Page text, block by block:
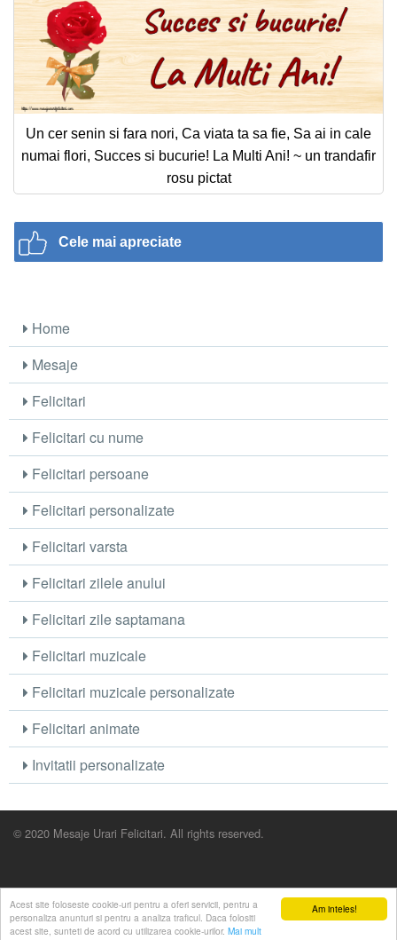
Am inteles!
Acest site foloseste cookie-uri pentru a oferi servicii, pentru a
personaliza anunturi si pentru a analiza traficul. Daca folositi
acest site, sunteti de acord cu utilizarea cookie-urilor. Mai mult
Un cer senin si fara nori, Ca viata ta sa fie, Sa ai in cale
numai flori, Succes si bucurie! La Multi Ani! ~ un trandafir
rosu pictat
Cele mai apreciate
Home
Mesaje
Felicitari
Felicitari cu nume
Felicitari persoane
Felicitari personalizate
Felicitari varsta
Felicitari zilele anului
Felicitari zile saptamana
Felicitari muzicale
Felicitari muzicale personalizate
Felicitari animate
Invitatii personalizate
© 2020 Mesaje Urari Felicitari. All rights reserved.